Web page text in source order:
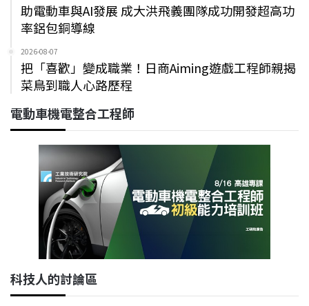
助電動車與AI發展 成大洪飛義團隊成功開發超高功
率鋁包銅導線
2026-08-07
把「喜歡」變成職業！日商Aiming遊戲工程師親揭
菜鳥到職人心路歷程
電動車機電整合工程師
科技人的討論區